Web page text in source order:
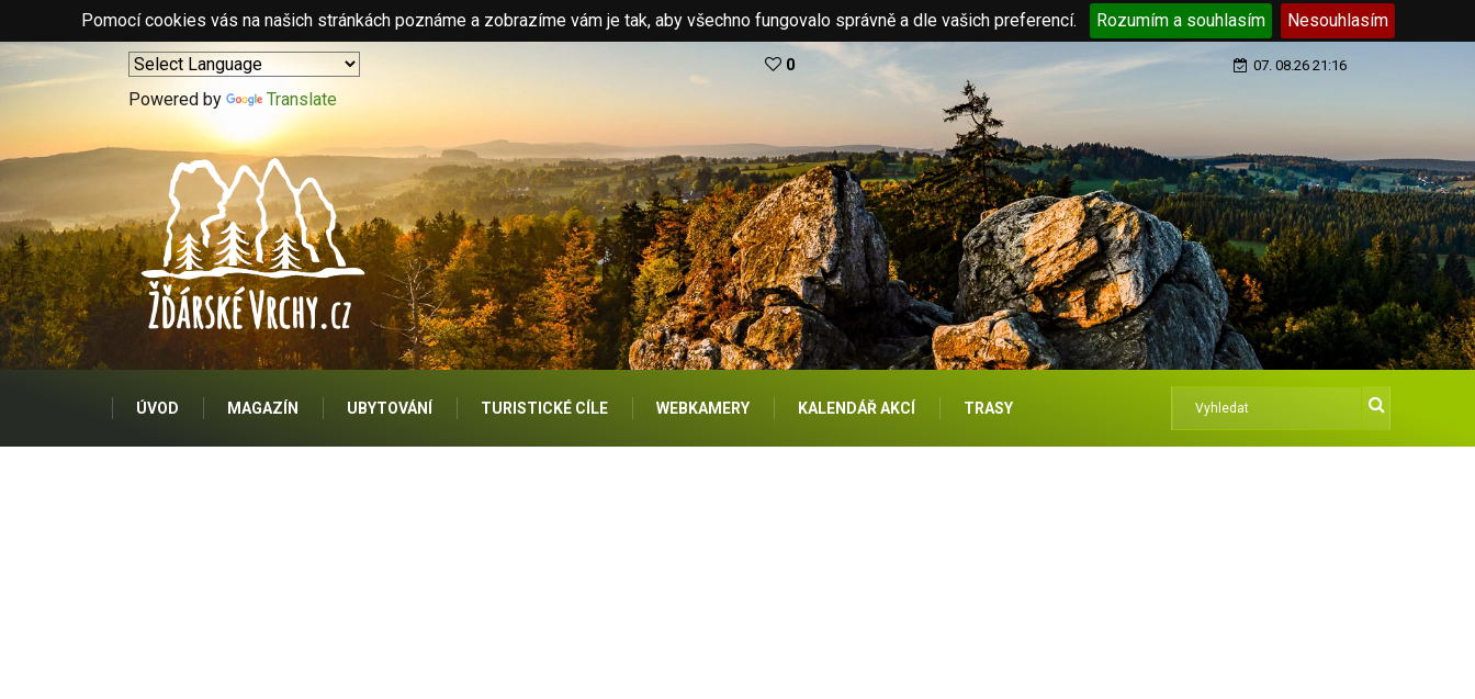
Pomocí cookies vás na našich stránkách poznáme a zobrazíme vám je tak, aby všechno fungovalo správně a dle vašich preferencí. Rozumím a souhlasím Nesouhlasím
Powered by Translate
0 07. 08.26 21:16
ÚVOD MAGAZÍN UBYTOVÁNÍ TURISTICKÉ CÍLE WEBKAMERY KALENDÁŘ AKCÍ TRASY